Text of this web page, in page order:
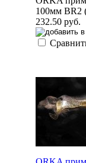
100мм BR2
232.50 руб.